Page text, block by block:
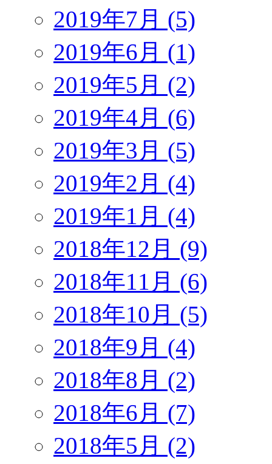
2019年7月 (5)
2019年6月 (1)
2019年5月 (2)
2019年4月 (6)
2019年3月 (5)
2019年2月 (4)
2019年1月 (4)
2018年12月 (9)
2018年11月 (6)
2018年10月 (5)
2018年9月 (4)
2018年8月 (2)
2018年6月 (7)
2018年5月 (2)